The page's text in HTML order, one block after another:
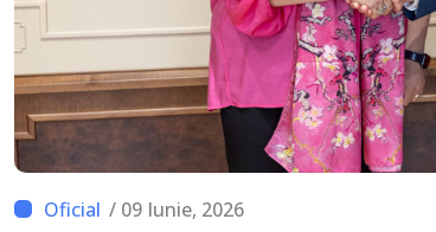
/ 09 Iunie, 2026